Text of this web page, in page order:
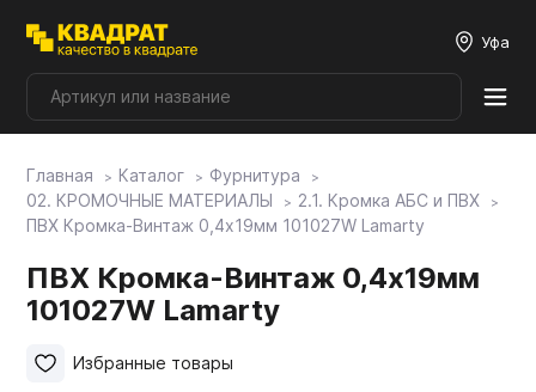
Уфа
Плитные материалы
Главная Каталог
Фурнитура
02. КРОМОЧНЫЕ МАТЕРИАЛЫ
2.1. Кромка АБС и ПВХ
ПВХ Кромка-Винтаж 0,4х19мм 101027W Lamarty
ПВХ Кромка-Винтаж 0,4х19мм
101027W Lamarty
Избранные товары